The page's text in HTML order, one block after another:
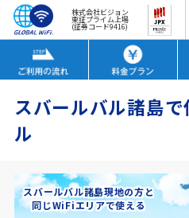
株式会社ビジョン
東証プライム上場
(証券コード9416)
スバールバル諸島
ル
スバールバル諸島現地の方と
同じWiFiエリアで使える